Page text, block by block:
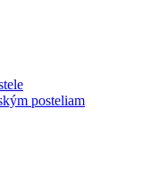
posteliam